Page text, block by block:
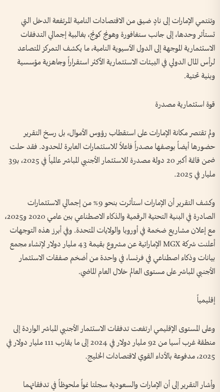
وتنتمي الإمارات إلى نادٍ ضيق من الاقتصادات النامية المرتفعة الدخل التي
تستأثر وحدها، إلى جانب سنغافورة وهونج كونج، بغالبية إجمالي التدفقات
الاستثمارية الموجهة إلى الدول الآسيوية النامية، ما يكشف التمركز المتصاعد
لرأس المال الدولي في البيئات الاستثمارية الأكثر استقراراً وجاهزية مؤسسية
وبنية تحتية.
قوة استثمارية مصدرة
ولم تقتصر مكانة الإمارات على استقطاب رؤوس الأموال، بل رسخ التقرير
حضورها أيضاً بوصفها مصدراً فاعلاً للاستثمارات العابرة للحدود. فقد حلت
ضمن قائمة أكبر 20 دولة مصدرة للاستثمار الأجنبي المباشر عالمياً في 2025، بـ39
مليار في 2025.
وكشف التقرير أن الإمارات استأثرت بنحو 9% من إجمالي الاستثمارات
الصادرة في البنية التحتية الرقمية والذكاء الاصطناعي بين عامي 2020 و2025،
مع إعلان مشاريع ضخمة في أوروبا والولايات المتحدة. وفي أبرز هذه التوجهات
أعلنت شركة MGX الإماراتية عن مشروع بقيمة 43 مليار دولار لإنشاء مجمع
بيانات وذكاء اصطناعي في فرنسا، في واحدة من أضخم صفقات الاستثمار
الأجنبي المباشر على مستوى العالم خلال العام الماضي.
إقليمياً
وعلى المستوى الإقليمي ارتفعت تدفقات الاستثمار الأجنبي المباشر الواردة إلى
منطقة غرب آسيا من 92 مليار دولار في 2024 إلى ما يقارب 111 مليار دولار في
2025، مدفوعة بالأداء القوي لاقتصادات الخليج.
وأشار التقرير إلى أن الإمارات والسعودية سجلتا نمواً ملحوظاً في تدفقاتهما